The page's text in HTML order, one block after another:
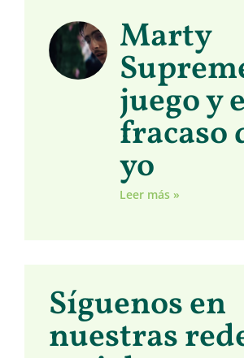
Marty
juego y
fracaso
yo
Leer más »
Síguenos en
nuestras